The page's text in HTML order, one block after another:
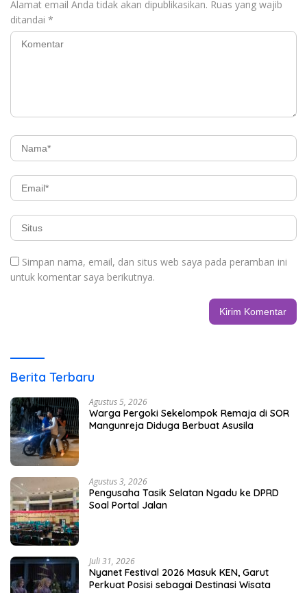
Alamat email Anda tidak akan dipublikasikan. Ruas yang wajib
ditandai *
Simpan nama, email, dan situs web saya pada peramban ini
untuk komentar saya berikutnya.
Berita Terbaru
Agustus 5, 2026
Warga Pergoki Sekelompok Remaja di SOR
Mangunreja Diduga Berbuat Asusila
Agustus 3, 2026
Pengusaha Tasik Selatan Ngadu ke DPRD
Soal Portal Jalan
Juli 31, 2026
Nyanet Festival 2026 Masuk KEN, Garut
Perkuat Posisi sebagai Destinasi Wisata